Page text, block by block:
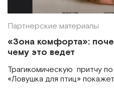
Партнерские материалы
«Зона комфорта»:
чему это ведет
Трагикомическую притчу
«Ловушка для птиц»